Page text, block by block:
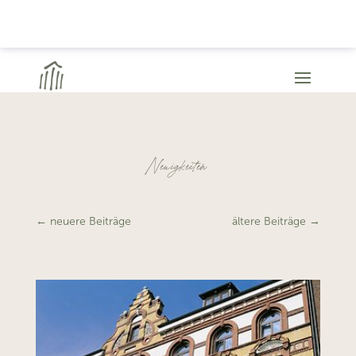
Neuigkeiten
← neuere Beiträge ältere Beiträge →